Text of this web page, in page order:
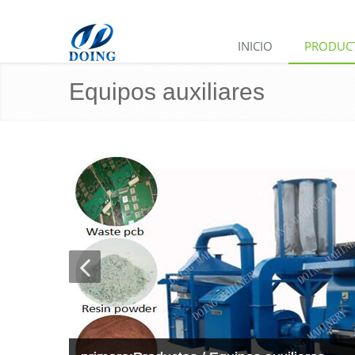
INICIO
Equipos auxiliares